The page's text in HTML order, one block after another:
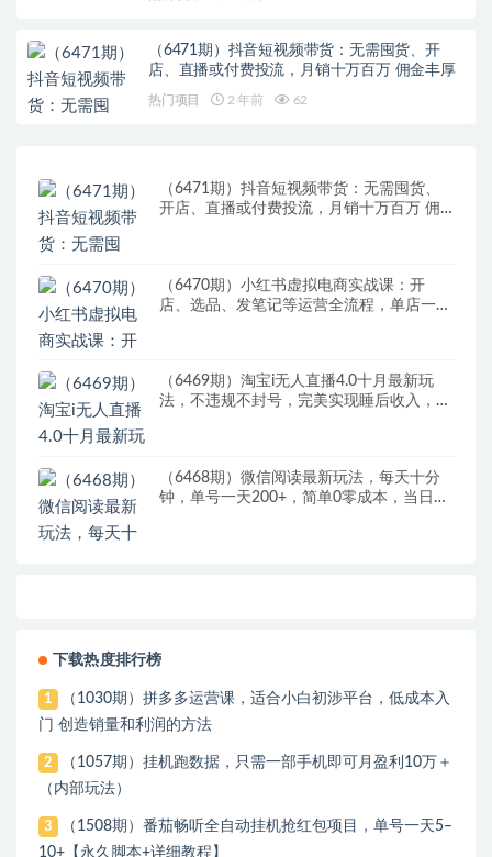
（6471期）抖音短视频带货：无需囤货、开
店、直播或付费投流，月销十万百万 佣金丰厚
热门项目 2 年前 62
（6471期）抖音短视频带货：无需囤货、
开店、直播或付费投流，月销十万百万 佣
（6470期）小红书虚拟电商实战课：开
店、选品、发笔记等运营全流程，单店一天
（6469期）淘宝i无人直播4.0十月最新玩
法，不违规不封号，完美实现睡后收入，日
（6468期）微信阅读最新玩法，每天十分
钟，单号一天200+，简单0零成本，当日提
下载热度排行榜
1
（1030期）拼多多运营课，适合小白初涉平台，低成本入
门 创造销量和利润的方法
2
（1057期）挂机跑数据，只需一部手机即可月盈利10万＋
（内部玩法）
3
（1508期）番茄畅听全自动挂机抢红包项目，单号一天5–
10+【永久脚本+详细教程】